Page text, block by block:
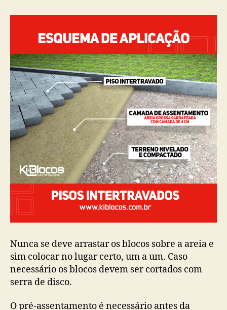
Nunca se deve arrastar os blocos sobre a areia e
sim colocar no lugar certo, um a um. Caso
necessário os blocos devem ser cortados com
serra de disco.
O pré-assentamento é necessário antes da